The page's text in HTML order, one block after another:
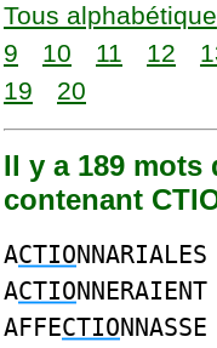
Tous alphabétique
9
10 11 12
19
20
Il y a 189 mots
contenant
ACTIO
ACTIO
AFFECTIO